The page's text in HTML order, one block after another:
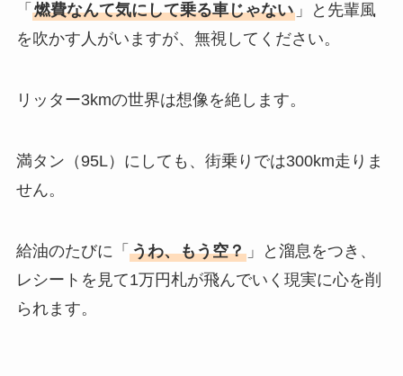
「 燃費なんて気にして乗る車じゃない」と先輩風
を吹かす人がいますが、無視してください。
リッター3kmの世界は想像を絶します。
満タン（95L）にしても、街乗りでは300km走りま
せん。
給油のたびに「 うわ、もう空？」と溜息をつき、
レシートを見て1万円札が飛んでいく現実に心を削
られます。